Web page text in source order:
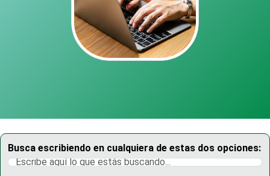
Busca escribiendo en cualquiera de estas dos opciones: